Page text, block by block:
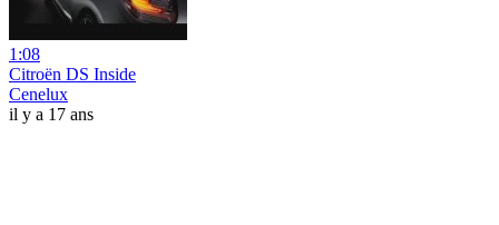
1:08
Citroën DS Inside
Cenelux
il y a 17 ans